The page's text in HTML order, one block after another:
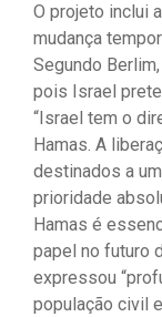
O projeto inclui
mudança
Segundo
pois Israel
“Israel tem o
Hamas. A
destinados a
prioridade
Hamas é
papel no futuro
expressou
população civil